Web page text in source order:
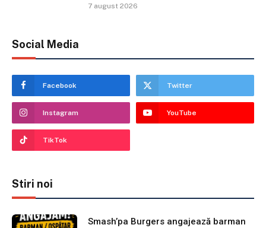
7 august 2026
Social Media
Facebook Twitter
Instagram YouTube
TikTok
Stiri noi
Smash’pa Burgers angajează barman